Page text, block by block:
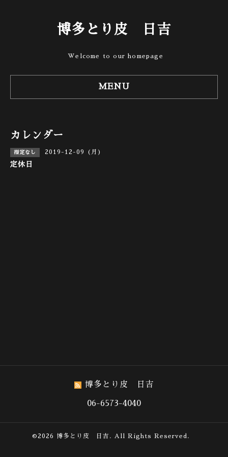
博多とり皮 日吉
Welcome to our homepage
MENU
カレンダー
指定なし 2019-12-09 (月)
定休日
博多とり皮 日吉
06-6573-4040
©2026 博多とり皮 日吉 . All Rights Reserved.